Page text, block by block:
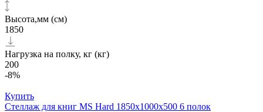
Высота,мм (см)
1850
Нагрузка на полку, кг (кг)
200
-8%
Купить
Стеллаж для книг MS Hard 1850х1000x500 6 полок